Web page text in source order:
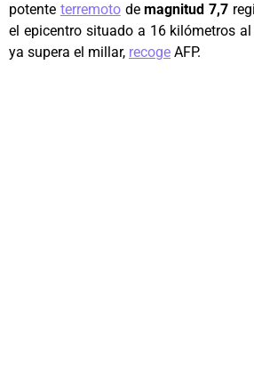
potente terremotodemagnitud 7,7
el epicentro situado a 16 kilómetros
ya supera el millar, recoge AFP.